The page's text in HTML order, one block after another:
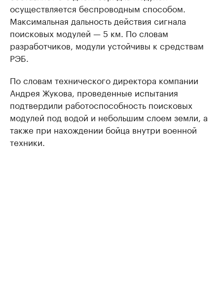
осуществляется беспроводным способом.
Максимальная дальность действия сигнала
поисковых модулей — 5 км. По словам
разработчиков, модули устойчивы к средствам
РЭБ.
По словам технического директора компании
Андрея Жукова, проведенные испытания
подтвердили работоспособность поисковых
модулей под водой и небольшим слоем земли, а
также при нахождении бойца внутри военной
техники.